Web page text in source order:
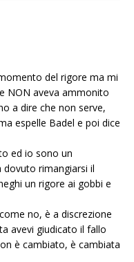
del rigore ma mi
NON aveva ammonito
a dire che non serve,
espelle Badel e poi dice
ed io sono un
rimangiarsi il
un rigore ai gobbi e
no, è a discrezione
avevi giudicato il fallo
è cambiato, è cambiata